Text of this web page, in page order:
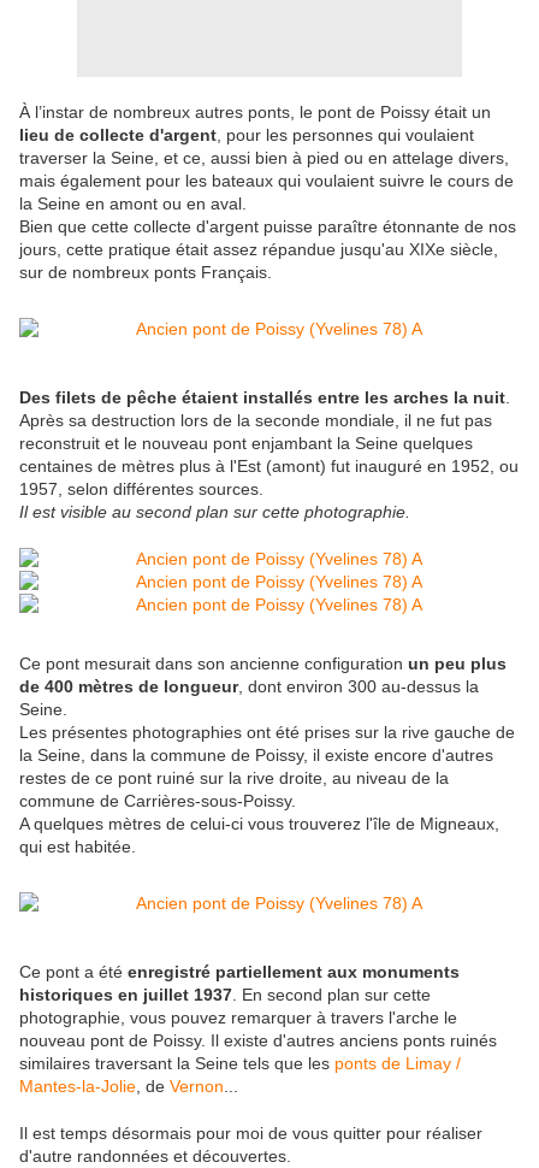
À l’instar de nombreux autres ponts, le pont de Poissy était un
lieu de collecte d'argent , pour les personnes qui voulaient
traverser la Seine, et ce, aussi bien à pied ou en attelage divers,
mais également pour les bateaux qui voulaient suivre le cours de
la Seine en amont ou en aval.
Bien que cette collecte d'argent puisse paraître étonnante de nos
jours, cette pratique était assez répandue jusqu'au XIXe siècle,
sur de nombreux ponts Français.
Des filets de pêche étaient installés entre les arches la nuit
Après sa destruction lors de la seconde mondiale, il ne fut pas
reconstruit et le nouveau pont enjambant la Seine quelques
centaines de mètres plus à l'Est (amont) fut inauguré en 1952, ou
1957, selon différentes sources.
Il est visible au second plan sur cette photographie.
Ce pont mesurait dans son ancienne configuration un peu plus
de 400 mètres de longueur, dont environ 300 au-dessus la
Seine.
Les présentes photographies ont été prises sur la rive gauche de
la Seine, dans la commune de Poissy, il existe encore d'autres
restes de ce pont ruiné sur la rive droite, au niveau de la
commune de Carrières-sous-Poissy.
A quelques mètres de celui-ci vous trouverez l'île de Migneaux,
qui est habitée.
Ce pont a été enregistré partiellement aux monuments
historiques en juillet 1937 . En second plan sur cette
photographie, vous pouvez remarquer à travers l'arche le
nouveau pont de Poissy. Il existe d'autres anciens ponts ruinés
similaires traversant la Seine tels que les ponts de Limay /
Mantes-la-Jolie , de Vernon
Il est temps désormais pour moi de vous quitter pour réaliser
d'autre randonnées et découvertes.